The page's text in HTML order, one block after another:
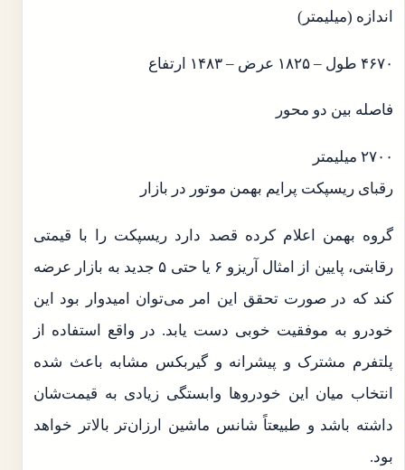
اندازه (میلیمتر)
۴۶۷۰ طول – ۱۸۲۵ عرض – ۱۴۸۳ ارتفاع
فاصله بین دو محور
۲۷۰۰ میلیمتر
رقبای ریسپکت پرایم بهمن موتور در بازار
گروه بهمن اعلام کرده قصد دارد ریسپکت را با قیمتی
رقابتی، پایین از امثال آریزو ۶ یا حتی ۵ جدید به بازار عرضه
کند که در صورت تحقق این امر می‌توان امیدوار بود این
خودرو به موفقیت خوبی دست یابد. در واقع استفاده از
پلتفرم مشترک و پیشرانه و گیربکس مشابه باعث شده
انتخاب میان این خودروها وابستگی زیادی به قیمت‌شان
داشته باشد و طبیعتاً شانس ماشین ارزان‌تر بالاتر خواهد
بود.